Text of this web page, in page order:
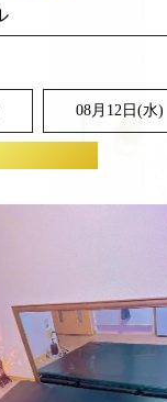
08月12日(水)
T. B.
レビュー0件
04:00～05:00